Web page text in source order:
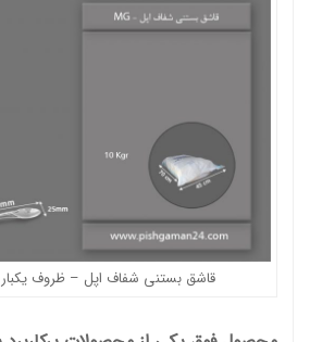
قاشق بستنی شفاف اپل – ظروف